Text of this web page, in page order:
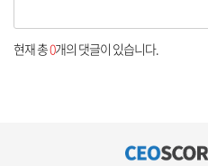
현재 총0개의 댓글이 있습니다.